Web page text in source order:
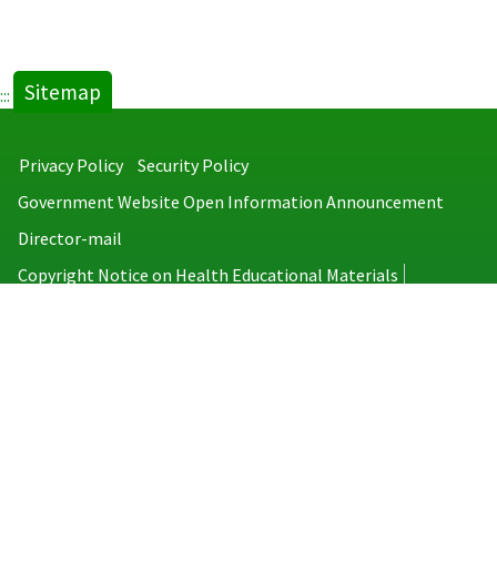
::: Sitemap
Privacy Policy
Security Policy
Government Website Open Information Announcement
Director-mail
Copyright Notice on Health Educational Materials